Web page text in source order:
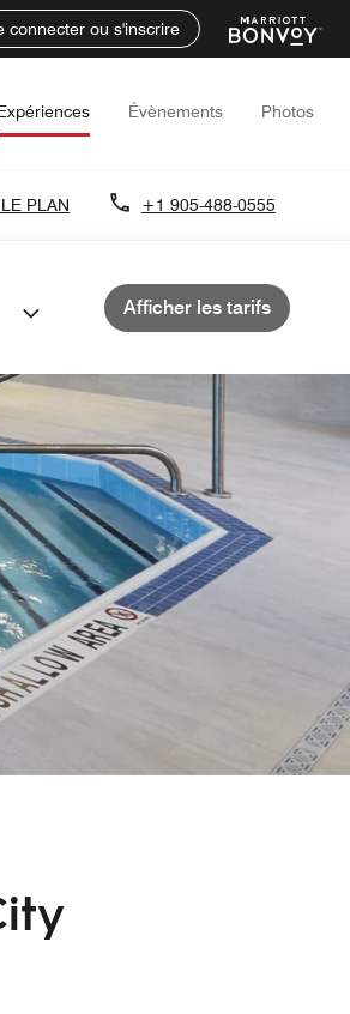
connecter ou s'inscrire
Évènements Photos
PLAN +1 905-488-0555
Afficher les tarifs